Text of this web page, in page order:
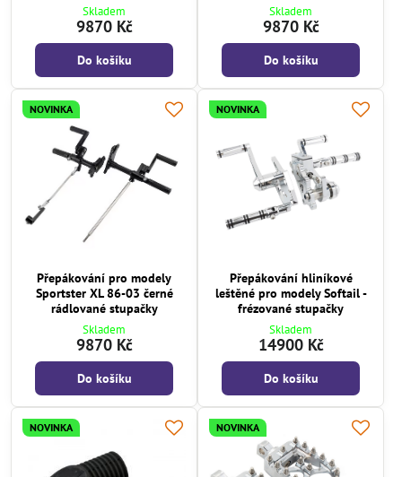
Skladem
9870 Kč
Do košíku
Skladem
9870 Kč
Do košíku
NOVINKA
Přepákování pro modely
Sportster XL 86-03 černé
rádlované stupačky
Skladem
9870 Kč
Do košíku
NOVINKA
Přepákování hliníkové
leštěné pro modely Softail -
frézované stupačky
Skladem
14900 Kč
Do košíku
NOVINKA NOVINKA